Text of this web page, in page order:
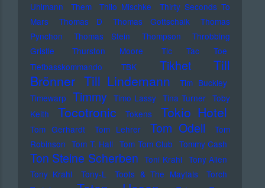
Uhlmann
Them Thilo Mischke
Thirty Seconds To
Mars
Thomas D Thomas Gottschalk
Thomas
Pynchon
Thomas Stein Thompson
Throbbing
Gristle
Thurston Moore
Tic Tac Toe
Tiefbasskommando TBK
Tikhet
Till
Brönner Till Lindemann
Tim Buckley
Timewarp Timmy Timo Lassy Tina Turner Toby
Keith
Tocotronic Tokens Tokio Hotel
Tom Gerhardt Tom Lehrer Tom Odell
Tom
Robinson Tom T. Hall Tom Tom Club Tommy Cash
Ton Steine Scherben Toni Krahl Tony Allen
Tony Krahl
Tony-L Toots & The Maytals
Torch